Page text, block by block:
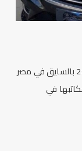
سيارات تاجير فخمة مرسيدس S500- موديل 2022 بالسايق في مصر
في